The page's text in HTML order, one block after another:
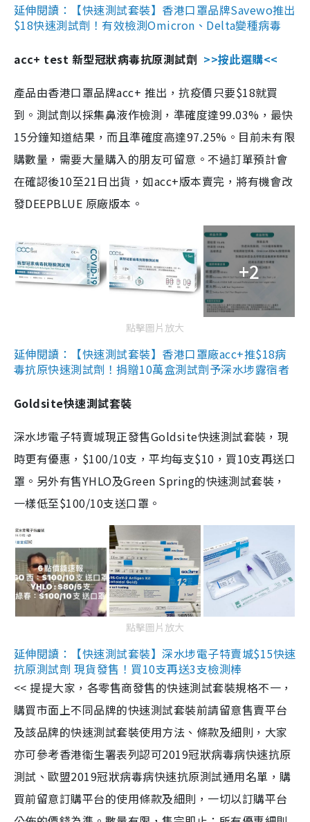
延伸閱讀：【快速測試套裝】香港口罩品牌Savewo推出
$18快速測試劑！有效檢測Omicron、Delta變種病毒
acc+ test 新型冠狀病毒抗原測試劑 >>按此選購<<
產品由香港口罩品牌acc+ 推出，抗疫價只要$18就買
到。測試劑以採集鼻液作檢測，準確度達99.03%，最快
15分鐘知道結果，而且準確度高達97.25%。目前未有限
購數量，需要大量購入的朋友可留意。不過訂單預計會
在確認後10至21日出貨，如acc+版本賣完，將有機會改
發DEEPBLUE 原廠版本。
+2
點擊圖片放大
延伸閱讀：【快速測試套裝】香港口罩廠acc+推$18病
毒抗原快速測試劑！捐贈10萬盒測試劑予深水埗露宿者
Goldsite快速測試套裝
深水埗電子特賣城現正發售Goldsite快速測試套裝，現
時更有優惠，$100/10支，平均每支$10，買10支再送口
罩。另外有售YHLO及Green Spring的快速測試套裝，
一樣低至$100/10支送口罩。
點擊圖片放大
延伸閱讀：【快速測試套裝】深水埗電子特賣城$15快速
抗原測試劑 現貨發售！買10支再送3支檢測棒
<< 提提大家，各零售商發售的快速測試套裝規格不一，
購買市面上不同品牌的快速測試套裝前請留意售賣平台
及該品牌的快速測試套裝使用方法、條款及細則，大家
亦可參考香港衞生署表列認可2019冠狀病毒病快速抗原
測試、歐盟2019冠狀病毒病快速抗原測試通用名單，購
買前留意訂購平台的使用條款及細則，一切以訂購平台